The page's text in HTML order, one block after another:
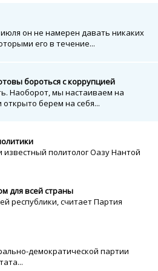
он не намерен давать никаких
его в течение...
бороться с коррупцией
Наоборот, мы настаиваем на
берем на себя...
политолог Оазу Нантой
для всей страны
республики, считает Партия
демократической партии